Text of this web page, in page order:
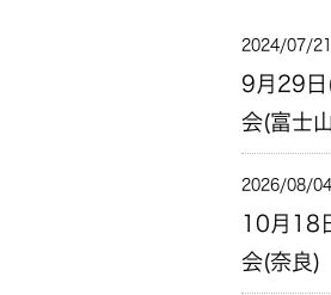
2024/07/21
9月29日
会(富士
2026/08/04
10月18
会(奈良)